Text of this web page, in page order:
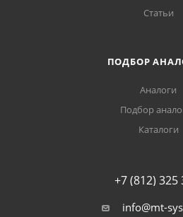
Статьи
ПОДБОР
Аналоги
Подбор
Каталоги
+7 (812) 325
info@mt-